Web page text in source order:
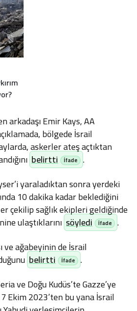
arkadaşı Emir Kays, AA
bölgede İsrail
askerler ateş açtıktan
belirtti
.
yaraladıktan sonra yerdeki
10 dakika kadar beklediğini
çekilip sağlık ekipleri geldiğinde
ulaştıklarını söyledi
.
ve ağabeyinin de İsrail
belirtti
.
ve Doğu Kudüs’te Gazze’ye
7 Ekim 2023’ten bu yana İsrail